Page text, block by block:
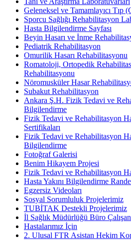
Geleneksel ve Tamamlayıcı Tıp
Sporcu Sağlığı Rehabilitasyon
Hasta Bilgilendirme Sayfası
Beyin Hasarı ve İnme
Pediatrik Rehabilitasyon
Omurilik Hasarı Rehabilitasyonu
Romatoloji, Ortopedik
Rehabilitasyonu
Nöromusküler Hasar
Subakut Rehabilitasyon
Ankara Ş.H. Fizik Tedavi ve
Bilgilendirme
Fizik Tedavi ve Rehabilitasyon
Sertifikaları
Fizik Tedavi ve Rehabilitasyon
Bilgilendirme
Fotoğraf Galerisi
Benim Hikayem Projesi
Fizik Tedavi ve Rehabilitasyon
Hasta Yakını Bilgilendirme
Egzersiz Videoları
Sosyal Sorumluluk Projelerimiz
TUBİTAK Destekli Projelerimiz
İl Sağlık Müdürlüğü Büro
Hastalarımız İçin
2. Ulusal FTR Asistan Hekim